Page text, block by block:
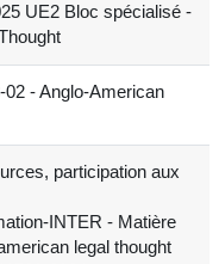
UE2 Bloc spécialisé -
- Anglo-American
participation aux
INTER - Matière
legal thought